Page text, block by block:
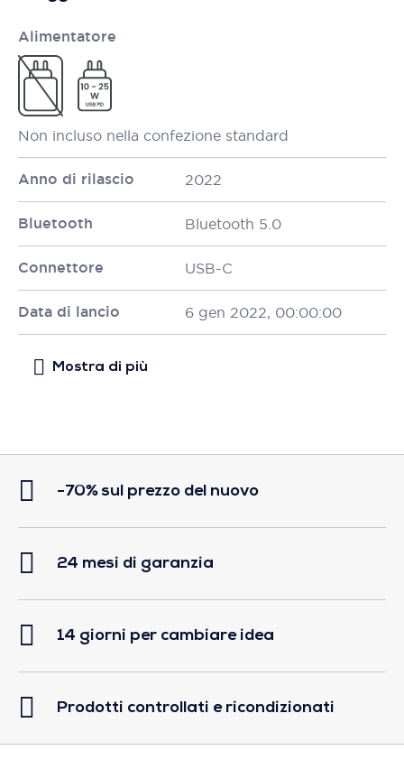
Alimentatore
Non incluso nella confezione standard
Anno di rilascio 2022
Bluetooth Bluetooth 5.0
Connettore USB-C
Data di lancio 6 gen 2022, 00:00:00
-70% sul prezzo del nuovo
24 mesi di garanzia
14 giorni per cambiare idea
Prodotti controllati e ricondizionati